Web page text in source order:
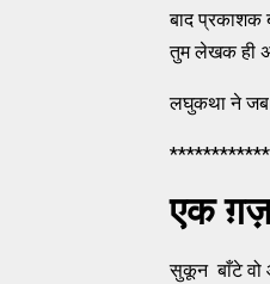
बाद
तुम लेखक ही
लघुकथा ने जब
एक
सुकून बाँटे वो